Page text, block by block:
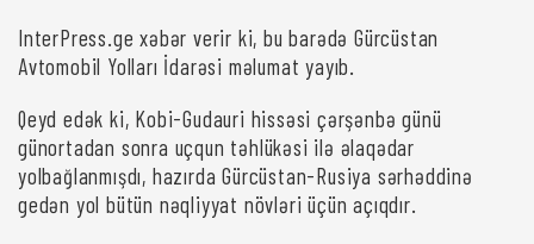
InterPress.ge xəbər verir ki, bu barədə Gürcüstan
Avtomobil Yolları İdarəsi məlumat yayıb.
Qeyd edək ki, Kobi-Gudauri hissəsi çərşənbə günü
günortadan sonra uçqun təhlükəsi ilə əlaqədar
yolbağlanmışdı, hazırda Gürcüstan-Rusiya sərhəddinə
gedən yol bütün nəqliyyat növləri üçün açıqdır.